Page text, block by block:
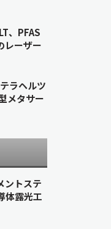
、PFAS
レーザー
ラヘルツ
メタサー
ントステ
体露光工